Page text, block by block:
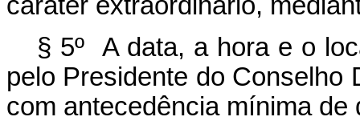
§ 5º A data, a hora e o
pelo Presidente do Conselho
com antecedência mínima de